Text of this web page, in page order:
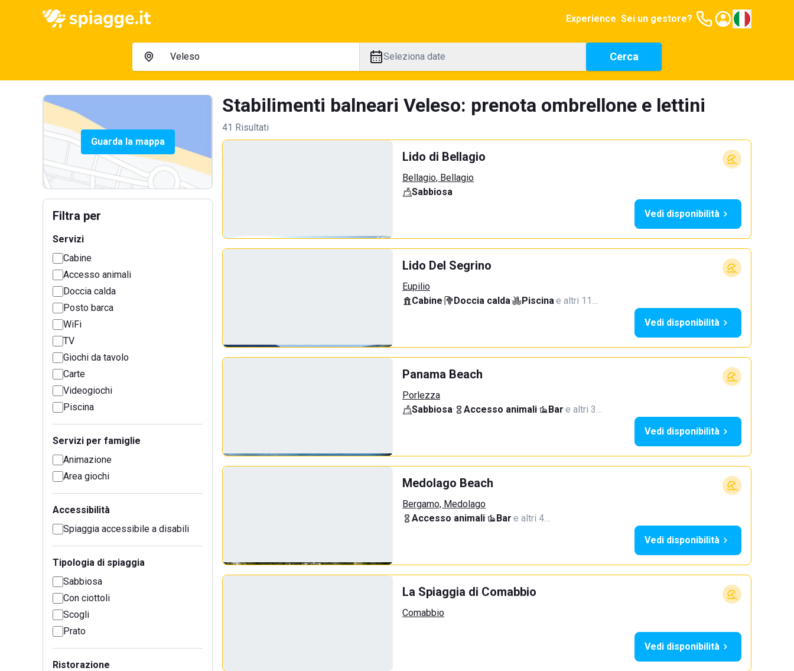
Experience Sei un gestore?
Seleziona date Cerca
Guarda la mappa
Filtra per
Servizi
Cabine
Accesso animali
Doccia calda
Posto barca
WiFi
TV
Giochi da tavolo
Carte
Videogiochi
Piscina
Servizi per famiglie
Animazione
Area giochi
Accessibilità
Spiaggia accessibile a disabili
Tipologia di spiaggia
Sabbiosa
Con ciottoli
Scogli
Prato
Ristorazione
Stabilimenti balneari Veleso: prenota ombrellone e lettini
41 Risultati
Lido di Bellagio
Bellagio, Bellagio
Sabbiosa
Vedi disponibilità
Lido Del Segrino
Eupilio
Cabine· Doccia calda· Piscina·e altri 11…
Vedi disponibilità
Panama Beach
Porlezza
Sabbiosa· Accesso animali· Bar·e altri 3…
Vedi disponibilità
Medolago Beach
Bergamo, Medolago
Accesso animali· Bar·e altri 4…
Vedi disponibilità
La Spiaggia di Comabbio
Comabbio
Vedi disponibilità